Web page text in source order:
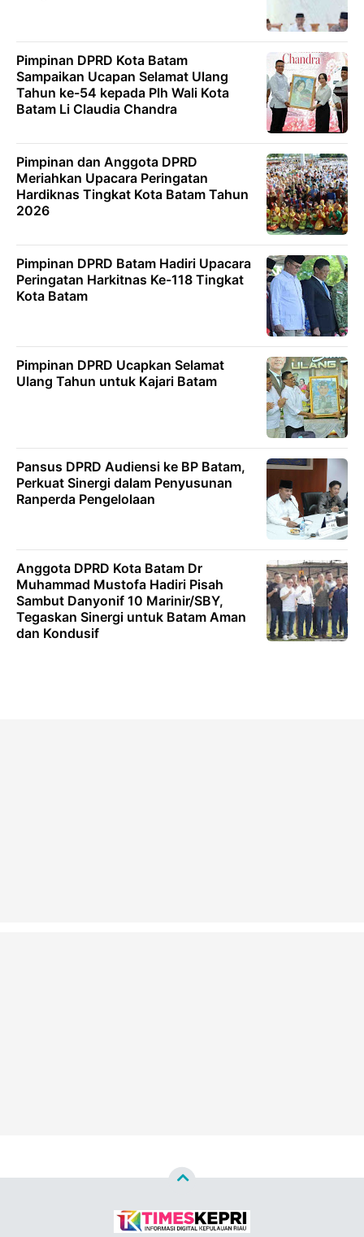
Pimpinan DPRD Kota Batam
Sampaikan Ucapan Selamat Ulang
Tahun ke-54 kepada Plh Wali Kota
Batam Li Claudia Chandra
Pimpinan dan Anggota DPRD
Meriahkan Upacara Peringatan
Hardiknas Tingkat Kota Batam Tahun
2026
Pimpinan DPRD Batam Hadiri Upacara
Peringatan Harkitnas Ke-118 Tingkat
Kota Batam
Pimpinan DPRD Ucapkan Selamat
Ulang Tahun untuk Kajari Batam
Pansus DPRD Audiensi ke BP Batam,
Perkuat Sinergi dalam Penyusunan
Ranperda Pengelolaan
Anggota DPRD Kota Batam Dr
Muhammad Mustofa Hadiri Pisah
Sambut Danyonif 10 Marinir/SBY,
Tegaskan Sinergi untuk Batam Aman
dan Kondusif